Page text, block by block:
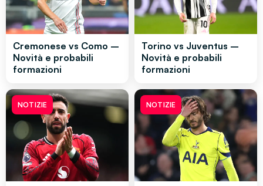
Cremonese vs Como –
Novità e probabili
formazioni
Torino vs Juventus –
Novità e probabili
formazioni
NOTIZIE NOTIZIE